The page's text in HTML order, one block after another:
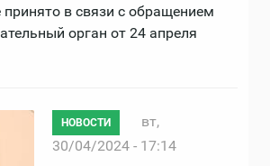
принято в связи с обращением
орган от 24 апреля
НОВОСТИ
вт,
30/04/2024 - 17:14